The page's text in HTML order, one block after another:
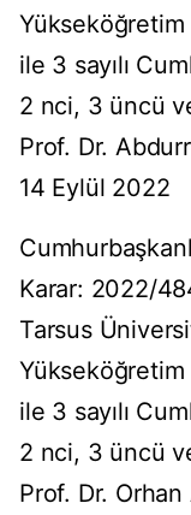
ile 3 sayılı
2 nci, 3 üncü
Prof. Dr.
14 Eylül 2022
Karar: 2022/
Tarsus
ile 3 sayılı
2 nci, 3 üncü
Prof. Dr. Orhan